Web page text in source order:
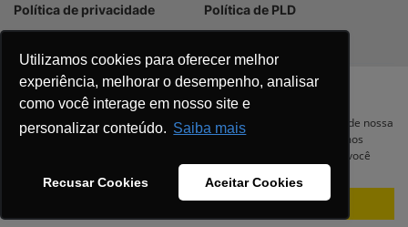
Utilizamos cookies para oferecer melhor
experiência, melhorar o desempenho, analisar
como você interage em nosso site e
personalizar conteúdo. Saiba mais
Recusar Cookies Aceitar Cookies
Política de privacidade Política de PLD
No trânsito, enxergar o outro salva
Para otimizar sua experiência durante a navegação, fazemos uso de nossa
política de cookies e para proteger seus dados pessoais respeitamos
. Ao seguir com a navegação e visita você
Recusar